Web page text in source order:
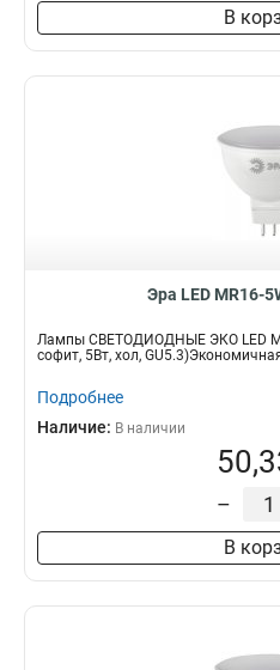
В
Эра LED MR16-
Лампы СВЕТОДИОДНЫЕ ЭКО LED
софит, 5Вт, хол,
Подробнее
Наличие: В наличии
–
В